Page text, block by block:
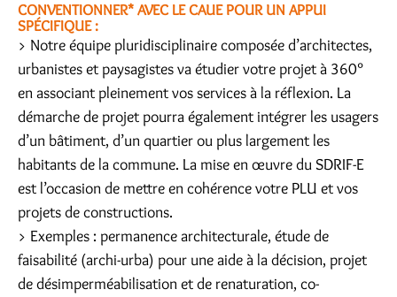
CONVENTIONNER* AVEC LE CAUE POUR UN APPUI
SPÉCIFIQUE :
> Notre équipe pluridisciplinaire composée d’architectes,
urbanistes et paysagistes va étudier votre projet à 360°
en associant pleinement vos services à la réflexion. La
démarche de projet pourra également intégrer les usagers
d’un bâtiment, d’un quartier ou plus largement les
habitants de la commune. La mise en œuvre du SDRIF-E
est l’occasion de mettre en cohérence votre PLU et vos
projets de constructions.
> Exemples : permanence architecturale, étude de
faisabilité (archi-urba) pour une aide à la décision, projet
de désimperméabilisation et de renaturation, co-